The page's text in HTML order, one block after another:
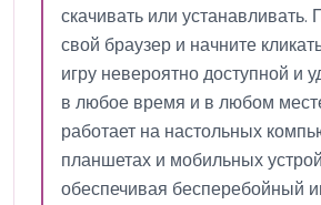
скачивать или устанавливать.
свой браузер и начните
игру невероятно доступной и
в любое время и в любом
работает на настольных
планшетах и мобильных
обеспечивая бесперебойный